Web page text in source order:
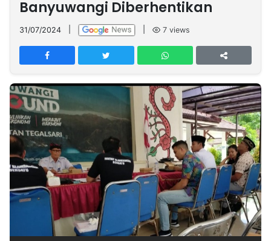
Network
PT
TREETAN
INDONESIA
Partner
Insight
NTB
Suara
Time
Lens
IDN
Daily
Jogja
Jalan
Rakyat
Idealita
News
Kita
Notice
Radar
Baru
Seedbacklink
Follow
Banyuwangi Diberhentikan
31/07/2024 7 views